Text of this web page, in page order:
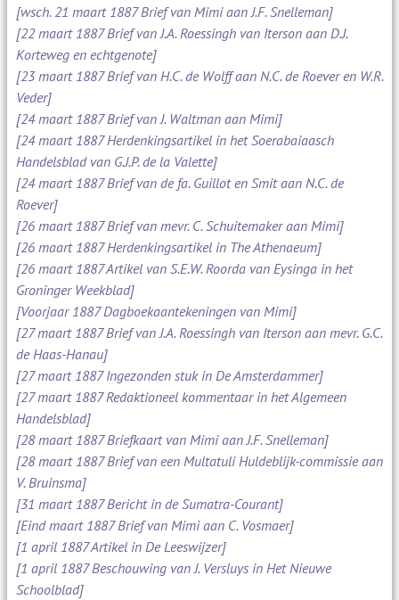
[wsch. 21 maart 1887 Brief van Mimi aan J.F. Snelleman]
[22 maart 1887 Brief van J.A. Roessingh van Iterson aan D.J.
Korteweg en echtgenote]
[23 maart 1887 Brief van H.C. de Wolff aan N.C. de Roever en W.R.
Veder]
[24 maart 1887 Brief van J. Waltman aan Mimi]
[24 maart 1887 Herdenkingsartikel in het Soerabaiaasch
Handelsblad van G.J.P. de la Valette]
[24 maart 1887 Brief van de fa. Guillot en Smit aan N.C. de
Roever]
[26 maart 1887 Brief van mevr. C. Schuitemaker aan Mimi]
[26 maart 1887 Herdenkingsartikel in The Athenaeum]
[26 maart 1887 Artikel van S.E.W. Roorda van Eysinga in het
Groninger Weekblad]
[Voorjaar 1887 Dagboekaantekeningen van Mimi]
[27 maart 1887 Brief van J.A. Roessingh van Iterson aan mevr. G.C.
de Haas-Hanau]
[27 maart 1887 Ingezonden stuk in De Amsterdammer]
[27 maart 1887 Redaktioneel kommentaar in het Algemeen
Handelsblad]
[28 maart 1887 Briefkaart van Mimi aan J.F. Snelleman]
[28 maart 1887 Brief van een Multatuli Huldeblijk-commissie aan
V. Bruinsma]
[31 maart 1887 Bericht in de Sumatra-Courant]
[Eind maart 1887 Brief van Mimi aan C. Vosmaer]
[1 april 1887 Artikel in De Leeswijzer]
[1 april 1887 Beschouwing van J. Versluys in Het Nieuwe
Schoolblad]